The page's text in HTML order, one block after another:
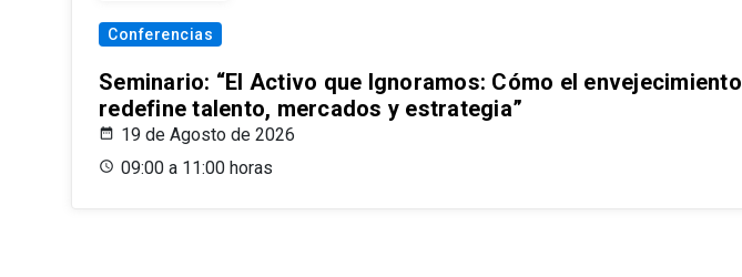
Conferencias
Seminario: “El Activo que Ignoramos: Cómo el envejecimiento
redefine talento, mercados y estrategia”
19 de Agosto de 2026
09:00 a 11:00 horas